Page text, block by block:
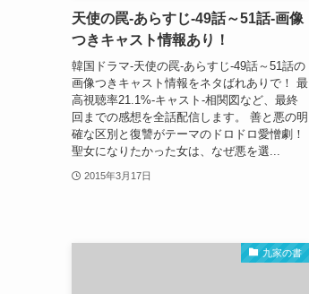
天使の罠-あらすじ-49話～51話-画像
つきキャスト情報あり！
韓国ドラマ-天使の罠-あらすじ-49話～51話の
画像つきキャスト情報をネタばれありで！ 最
高視聴率21.1%-キャスト-相関図など、最終
回までの感想を全話配信します。 善と悪の明
確な区別と復讐がテーマのドロドロ愛憎劇！
聖女になりたかった女は、なぜ悪を選...
2015年3月17日
九家の書